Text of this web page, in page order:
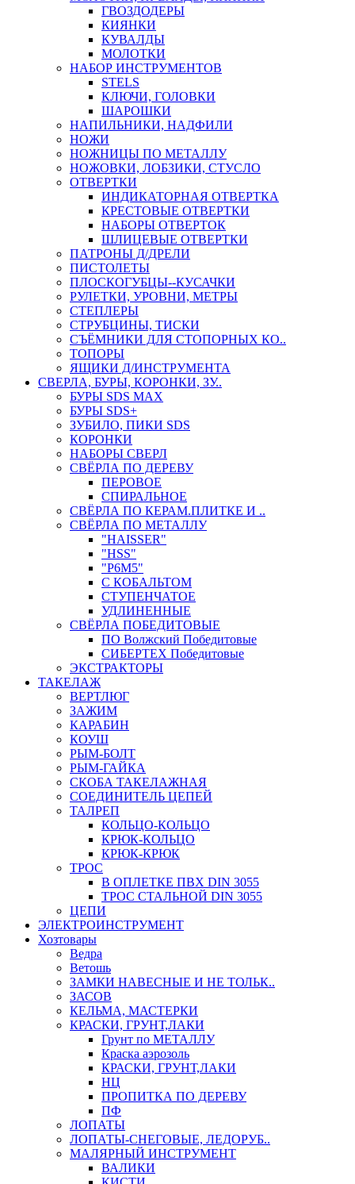
ГВОЗДОДЕРЫ
КИЯНКИ
КУВАЛДЫ
МОЛОТКИ
НАБОР ИНСТРУМЕНТОВ
STELS
КЛЮЧИ, ГОЛОВКИ
ШАРОШКИ
НАПИЛЬНИКИ, НАДФИЛИ
НОЖИ
НОЖНИЦЫ ПО МЕТАЛЛУ
НОЖОВКИ, ЛОБЗИКИ, СТУСЛО
ОТВЕРТКИ
ИНДИКАТОРНАЯ ОТВЕРТКА
КРЕСТОВЫЕ ОТВЕРТКИ
НАБОРЫ ОТВЕРТОК
ШЛИЦЕВЫЕ ОТВЕРТКИ
ПАТРОНЫ Д/ДРЕЛИ
ПИСТОЛЕТЫ
ПЛОСКОГУБЦЫ--КУСАЧКИ
РУЛЕТКИ, УРОВНИ, МЕТРЫ
СТЕПЛЕРЫ
СТРУБЦИНЫ, ТИСКИ
СЪЁМНИКИ ДЛЯ СТОПОРНЫХ КО..
ТОПОРЫ
ЯЩИКИ Д/ИНСТРУМЕНТА
СВЕРЛА, БУРЫ, КОРОНКИ, ЗУ..
БУРЫ SDS MAX
БУРЫ SDS+
ЗУБИЛО, ПИКИ SDS
КОРОНКИ
НАБОРЫ СВЕРЛ
СВЁРЛА ПО ДЕРЕВУ
ПЕРОВОЕ
СПИРАЛЬНОЕ
СВЁРЛА ПО КЕРАМ.ПЛИТКЕ И ..
СВЁРЛА ПО МЕТАЛЛУ
"HAISSER"
"HSS"
"Р6М5"
С КОБАЛЬТОМ
СТУПЕНЧАТОЕ
УДЛИНЕННЫЕ
СВЁРЛА ПОБЕДИТОВЫЕ
ПО Волжский Победитовые
СИБЕРТЕХ Победитовые
ЭКСТРАКТОРЫ
ТАКЕЛАЖ
ВЕРТЛЮГ
ЗАЖИМ
КАРАБИН
КОУШ
РЫМ-БОЛТ
РЫМ-ГАЙКА
СКОБА ТАКЕЛАЖНАЯ
СОЕДИНИТЕЛЬ ЦЕПЕЙ
ТАЛРЕП
КОЛЬЦО-КОЛЬЦО
КРЮК-КОЛЬЦО
КРЮК-КРЮК
ТРОС
В ОПЛЕТКЕ ПВХ DIN 3055
ТРОС СТАЛЬНОЙ DIN 3055
ЦЕПИ
ЭЛЕКТРОИНСТРУМЕНТ
Хозтовары
Ведра
Ветошь
ЗАМКИ НАВЕСНЫЕ И НЕ ТОЛЬК..
ЗАСОВ
КЕЛЬМА, МАСТЕРКИ
КРАСКИ, ГРУНТ,ЛАКИ
Грунт по МЕТАЛЛУ
Краска аэрозоль
КРАСКИ, ГРУНТ,ЛАКИ
НЦ
ПРОПИТКА ПО ДЕРЕВУ
ПФ
ЛОПАТЫ
ЛОПАТЫ-СНЕГОВЫЕ, ЛЕДОРУБ..
МАЛЯРНЫЙ ИНСТРУМЕНТ
ВАЛИКИ